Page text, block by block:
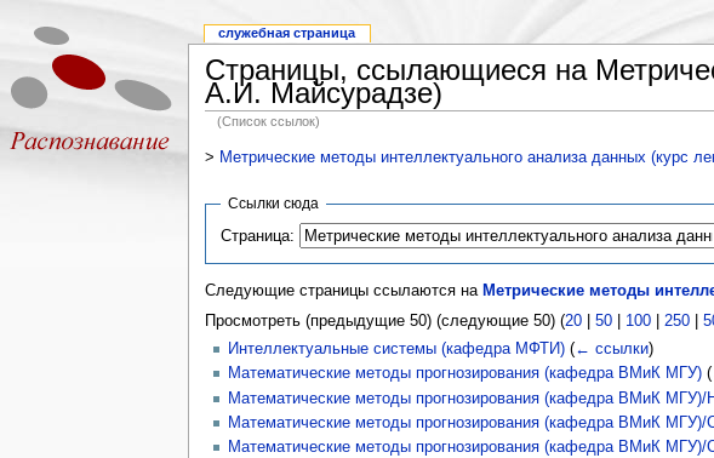
Страницы, ссылающиеся на
А.И. Майсурадзе)
(Список ссылок)
> Метрические методы интеллектуального анализа данных (курс
Ссылки сюда
Страница:
Следующие страницы ссылаются на Метрические методы
Просмотреть (предыдущие 50) (следующие 50) (20| 50| 100| 250|
Интеллектуальные системы (кафедра МФТИ) (← ссылки)
Математические методы прогнозирования (кафедра ВМиК МГУ) (
Математические методы прогнозирования (кафедра ВМиК МГУ)/
Математические методы прогнозирования (кафедра ВМиК МГУ)/
Математические методы прогнозирования (кафедра ВМиК МГУ)/
служебная страница